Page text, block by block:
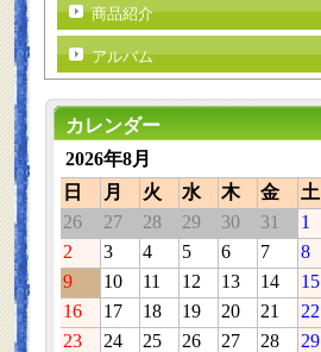
商品紹介
アルバム
カレンダー
2026年8月
日
月 火 水 木 金
土
26
27 28 29 30 31
1
2
3 4 5 6 7
8
9
10 11 12 13 14
15
16
17 18 19 20 21
22
23
24 25 26 27 28
29